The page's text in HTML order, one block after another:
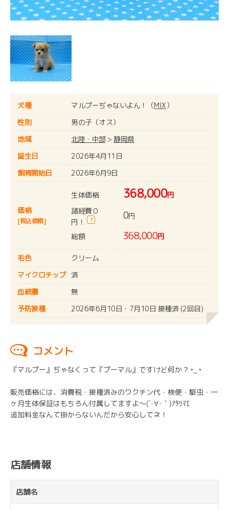
犬種 マルプーぢゃないよん！（MIX）
性別
男の子（オス）
地域
北陸・中部> 静岡県
誕生日
2026年4月11日
飼育開始日
2026年6月9日
価格
[税込価格]
生体価格 368,000円
諸経費０
円！
? 0円
総額 368,000円
毛色
クリーム
マイクロチップ 済
血統書
無
予防接種
2026年6月10日・7月10日 接種済 (2回目)
コメント
『マルプー』ぢゃなくって『プーマル』ですけど何か？◔_◔
販売価格には、消費税・接種済みのワクチン代・検便・駆虫・一
ヶ月生体保証はもちろん付属してますよ～(´･∀･｀)ｱﾀﾘﾏｴ
追加料金なんて掛からないんだから安心してネ！
店舗情報
店舗名